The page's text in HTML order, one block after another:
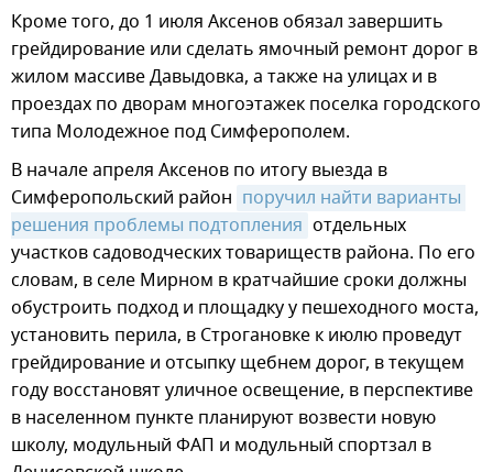
Кроме того, до 1 июля Аксенов обязал завершить
грейдирование или сделать ямочный ремонт дорог в
жилом массиве Давыдовка, а также на улицах и в
проездах по дворам многоэтажек поселка городского
типа Молодежное под Симферополем.
В начале апреля Аксенов по итогу выезда в
Симферопольский район поручил найти варианты
решения проблемы подтопления отдельных
участков садоводческих товариществ района. По его
словам, в селе Мирном в кратчайшие сроки должны
обустроить подход и площадку у пешеходного моста,
установить перила, в Строгановке к июлю проведут
грейдирование и отсыпку щебнем дорог, в текущем
году восстановят уличное освещение, в перспективе
в населенном пункте планируют возвести новую
школу, модульный ФАП и модульный спортзал в